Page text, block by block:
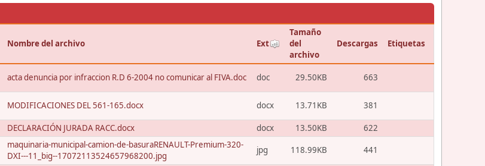
Nombre del archivo Ext
Tamaño
del
archivo
Descargas Etiquetas
acta denuncia por infraccion R.D 6-2004 no comunicar al FIVA.doc doc 29.50KB 663
MODIFICACIONES DEL 561-165.docx docx 13.71KB 381
DECLARACIÓN JURADA RACC.docx docx 13.50KB 622
maquinaria-municipal-camion-de-basuraRENAULT-Premium-320-
DXI---11_big--17072113524657968200.jpg
jpg 118.99KB 441